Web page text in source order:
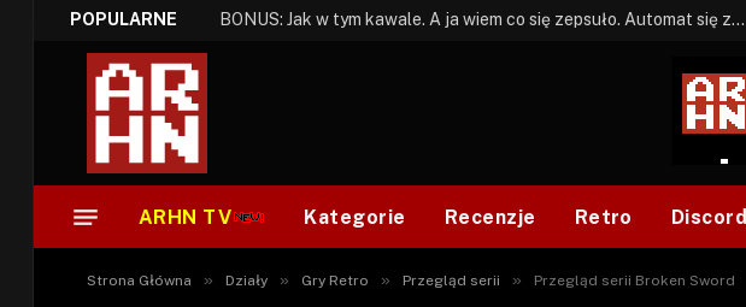
POPULARNE BONUS: Jak w tym kawale. A ja wiem co się zepsuło. Automat się zepsuł.
ARHN TV Kategorie Recenzje Retro Discord
Strona Główna » Działy » Gry Retro » Przegląd serii » Przegląd serii Broken Sword